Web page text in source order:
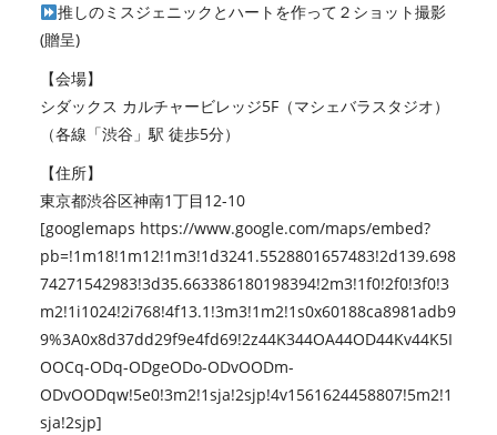
推しのミスジェニックとハートを作って２ショット撮影
(贈呈)
【会場】
シダックス カルチャービレッジ5F（マシェバラスタジオ）
（各線「渋谷」駅 徒歩5分）
【住所】
東京都渋谷区神南1丁目12-10
[googlemaps https://www.google.com/maps/embed?
pb=!1m18!1m12!1m3!1d3241.5528801657483!2d139.698
74271542983!3d35.663386180198394!2m3!1f0!2f0!3f0!3
m2!1i1024!2i768!4f13.1!3m3!1m2!1s0x60188ca8981adb9
9%3A0x8d37dd29f9e4fd69!2z44K344OA44OD44Kv44K5I
OOCq-ODq-ODgeODo-ODvOODm-
ODvOODqw!5e0!3m2!1sja!2sjp!4v1561624458807!5m2!1
sja!2sjp]